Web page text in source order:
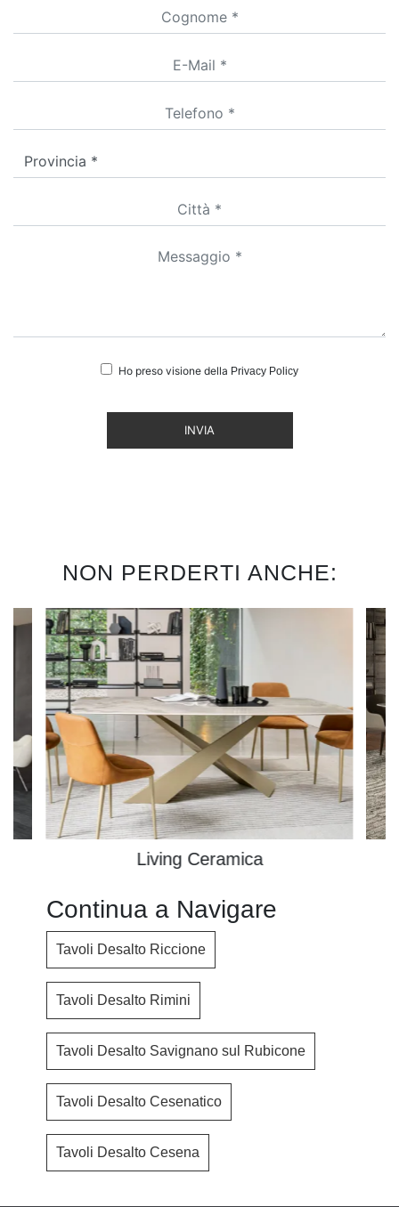
Ho preso visione della Privacy Policy
INVIA
NON PERDERTI ANCHE:
Living Ceramica
Continua a Navigare
Tavoli Desalto Riccione
Tavoli Desalto Rimini
Tavoli Desalto Savignano sul Rubicone
Tavoli Desalto Cesenatico
Tavoli Desalto Cesena